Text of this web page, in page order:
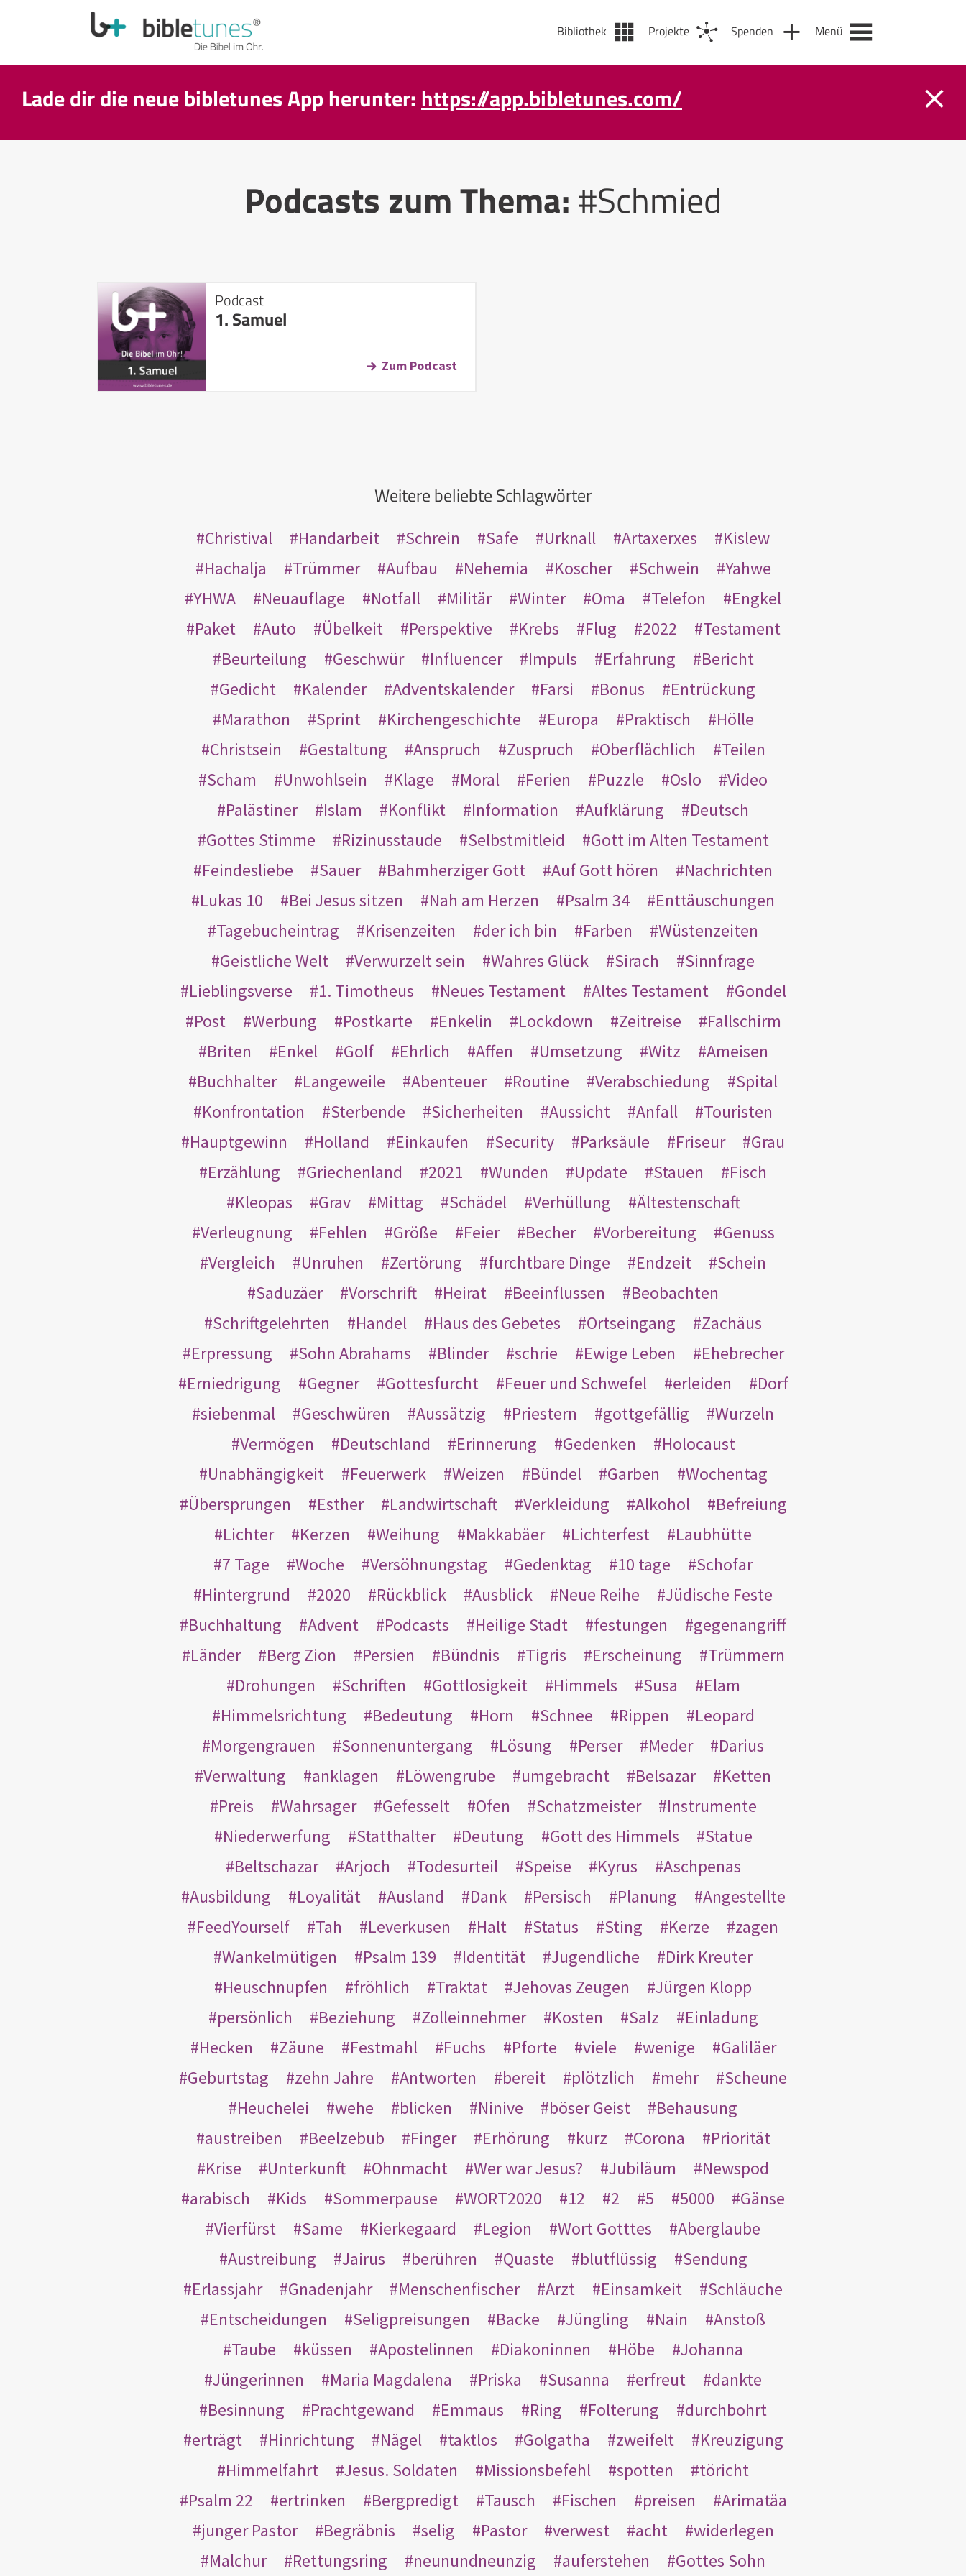
Bibliothek Projekte Spenden Menü
Lade dir die neue bibletunes App herunter: https://app.bibletunes.com/
Podcasts zum Thema:#Schmied
Podcast
1. Samuel
Zum Podcast
Weitere beliebte Schlagwörter
Christival Handarbeit Schrein Safe Urknall Artaxerxes
Kislew
Hachalja
Trümmer Aufbau Nehemia Koscher Schwein
Yahwe
YHWA
Neuauflage Notfall Militär Winter Oma Telefon
Engkel
Paket
Auto Übelkeit Perspektive Krebs Flug 2022
Testament
Beurteilung
Geschwür Influencer Impuls Erfahrung
Bericht
Gedicht
Kalender Adventskalender Farsi Bonus
Entrückung
Marathon
Sprint Kirchengeschichte Europa Praktisch
Hölle
Christsein
Gestaltung Anspruch Zuspruch Oberflächlich
Teilen
Scham
Unwohlsein Klage Moral Ferien Puzzle Oslo
Video
Palästiner
Islam Konflikt Information Aufklärung
Deutsch
Gottes Stimme
Rizinusstaude Selbstmitleid
Gott im Alten Testament
Feindesliebe
Sauer Bahmherziger Gott Auf Gott hören
Nachrichten
Lukas 10
Bei Jesus sitzen Nah am Herzen Psalm 34
Enttäuschungen
Tagebucheintrag
Krisenzeiten der ich bin Farben
Wüstenzeiten
Geistliche Welt
Verwurzelt sein Wahres Glück Sirach
Sinnfrage
Lieblingsverse
1. Timotheus Neues Testament Altes Testament
Gondel
Post
Werbung Postkarte Enkelin Lockdown Zeitreise
Fallschirm
Briten
Enkel Golf Ehrlich Affen Umsetzung Witz
Ameisen
Buchhalter
Langeweile Abenteuer Routine Verabschiedung
Spital
Konfrontation
Sterbende Sicherheiten Aussicht Anfall
Touristen
Hauptgewinn
Holland Einkaufen Security Parksäule Friseur
Grau
Erzählung
Griechenland 2021 Wunden Update Stauen
Fisch
Kleopas
Grav Mittag Schädel Verhüllung
Ältestenschaft
Verleugnung
Fehlen Größe Feier Becher Vorbereitung
Genuss
Vergleich
Unruhen Zertörung furchtbare Dinge Endzeit
Schein
Saduzäer
Vorschrift Heirat Beeinflussen
Beobachten
Schriftgelehrten
Handel Haus des Gebetes Ortseingang
Zachäus
Erpressung
Sohn Abrahams Blinder schrie Ewige Leben
Ehebrecher
Erniedrigung
Gegner Gottesfurcht Feuer und Schwefel erleiden
Dorf
siebenmal
Geschwüren Aussätzig Priestern gottgefällig
Wurzeln
Vermögen
Deutschland Erinnerung Gedenken
Holocaust
Unabhängigkeit
Feuerwerk Weizen Bündel Garben
Wochentag
Übersprungen
Esther Landwirtschaft Verkleidung Alkohol
Befreiung
Lichter
Kerzen Weihung Makkabäer Lichterfest
Laubhütte
7 Tage
Woche Versöhnungstag Gedenktag 10 tage
Schofar
Hintergrund
2020 Rückblick Ausblick Neue Reihe
Jüdische Feste
Buchhaltung
Advent Podcasts Heilige Stadt festungen
gegenangriff
Länder
Berg Zion Persien Bündnis Tigris Erscheinung
Trümmern
Drohungen
Schriften Gottlosigkeit Himmels Susa
Elam
Himmelsrichtung
Bedeutung Horn Schnee Rippen
Leopard
Morgengrauen
Sonnenuntergang Lösung Perser Meder
Darius
Verwaltung
anklagen Löwengrube umgebracht Belsazar
Ketten
Preis
Wahrsager Gefesselt Ofen Schatzmeister
Instrumente
Niederwerfung
Statthalter Deutung Gott des Himmels
Statue
Beltschazar
Arjoch Todesurteil Speise Kyrus
Aschpenas
Ausbildung
Loyalität Ausland Dank Persisch Planung
Angestellte
FeedYourself
Tah Leverkusen Halt Status Sting Kerze
zagen
Wankelmütigen
Psalm 139 Identität Jugendliche
Dirk Kreuter
Heuschnupfen
fröhlich Traktat Jehovas Zeugen
Jürgen Klopp
persönlich
Beziehung Zolleinnehmer Kosten Salz
Einladung
Hecken
Zäune Festmahl Fuchs Pforte viele wenige
Galiläer
Geburtstag
zehn Jahre Antworten bereit plötzlich mehr
Scheune
Heuchelei
wehe blicken Ninive böser Geist
Behausung
austreiben
Beelzebub Finger Erhörung kurz Corona
Priorität
Krise
Unterkunft Ohnmacht Wer war Jesus? Jubiläum
Newspod
arabisch
Kids Sommerpause WORT2020 12 2 5 5000
Gänse
Vierfürst
Same Kierkegaard Legion Wort Gotttes
Aberglaube
Austreibung
Jairus berühren Quaste blutflüssig
Sendung
Erlassjahr
Gnadenjahr Menschenfischer Arzt Einsamkeit
Schläuche
Entscheidungen
Seligpreisungen Backe Jüngling Nain
Anstoß
Taube
küssen Apostelinnen Diakoninnen Höbe
Johanna
Jüngerinnen
Maria Magdalena Priska Susanna erfreut
dankte
Besinnung
Prachtgewand Emmaus Ring Folterung
durchbohrt
erträgt
Hinrichtung Nägel taktlos Golgatha zweifelt
Kreuzigung
Himmelfahrt
Jesus. Soldaten Missionsbefehl spotten
töricht
Psalm 22
ertrinken Bergpredigt Tausch Fischen preisen
Arimatäa
junger Pastor
Begräbnis selig Pastor verwest acht
widerlegen
Malchur
Rettungsring neunundneunzig auferstehen Gottes Sohn